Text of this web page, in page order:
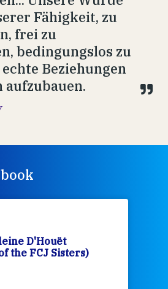
Fähigkeit, zu
frei zu
bedingungslos zu
Beziehungen
aufzubauen.
D'Houët
the FCJ Sisters)